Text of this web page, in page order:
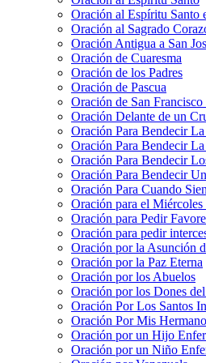
Oración al Espíritu Santo
Oración al Sagrado
Oración Antigua a San
Oración de Cuaresma
Oración de los Padres
Oración de Pascua
Oración de San Francisco
Oración Delante de un
Oración Para Bendecir
Oración Para Bendecir
Oración Para Bendecir
Oración Para Bendecir
Oración Para Cuando
Oración para el Miércoles
Oración para Pedir
Oración para pedir
Oración por la Asunción
Oración por la Paz Eterna
Oración por los Abuelos
Oración por los Dones
Oración Por Los Santos
Oración Por Mis
Oración por un Hijo
Oración por un Niño